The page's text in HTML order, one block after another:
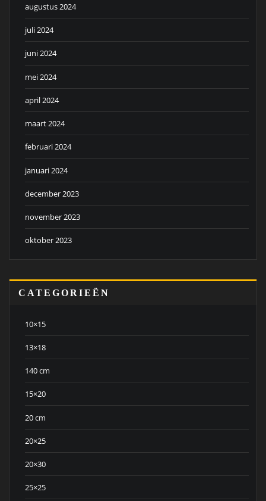
augustus 2024
juli 2024
juni 2024
mei 2024
april 2024
maart 2024
februari 2024
januari 2024
december 2023
november 2023
oktober 2023
CATEGORIEËN
10×15
13×18
140 cm
15×20
20 cm
20×25
20×30
25×25